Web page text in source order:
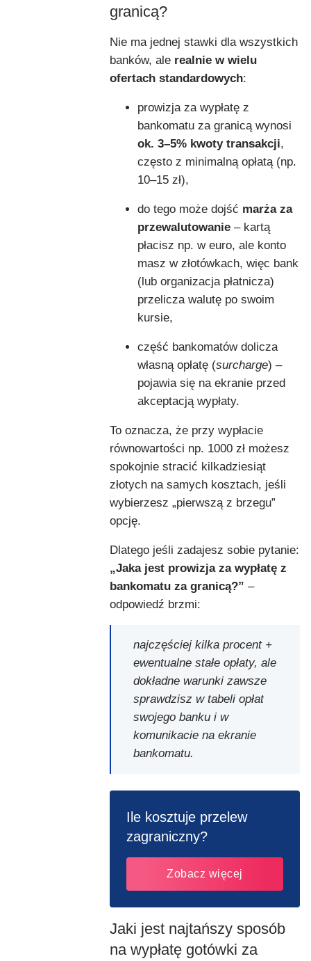
granicą?
Nie ma jednej stawki dla wszystkich
banków, ale realnie w wielu
ofertach standardowych:
prowizja za wypłatę z
bankomatu za granicą wynosi
ok. 3–5% kwoty transakcji,
często z minimalną opłatą (np.
10–15 zł),
do tego może dojść marża za
przewalutowanie – kartą
płacisz np. w euro, ale konto
masz w złotówkach, więc bank
(lub organizacja płatnicza)
przelicza walutę po swoim
kursie,
część bankomatów dolicza
własną opłatę (surcharge) –
pojawia się na ekranie przed
akceptacją wypłaty.
To oznacza, że przy wypłacie
równowartości np. 1000 zł możesz
spokojnie stracić kilkadziesiąt
złotych na samych kosztach, jeśli
wybierzesz „pierwszą z brzegu”
opcję.
Dlatego jeśli zadajesz sobie pytanie:
„Jaka jest prowizja za wypłatę z
bankomatu za granicą?” –
odpowiedź brzmi:
najczęściej kilka procent +
ewentualne stałe opłaty, ale
dokładne warunki zawsze
sprawdzisz w tabeli opłat
swojego banku i w
komunikacie na ekranie
bankomatu.
Ile kosztuje przelew
zagraniczny?
Zobacz więcej
Jaki jest najtańszy sposób
na wypłatę gotówki za